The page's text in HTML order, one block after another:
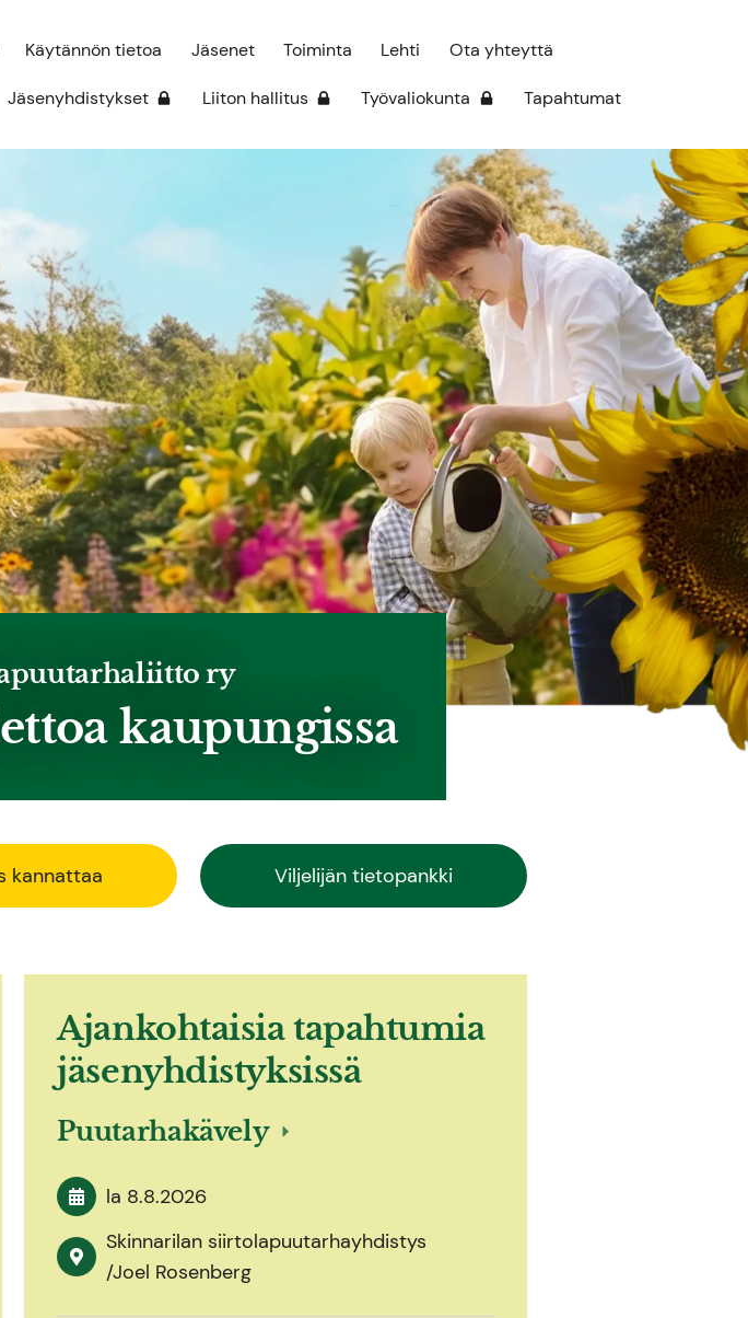
Käytännön tietoa Jäsenet Toiminta Lehti Ota yhteyttä
Jäsenyhdistykset Liiton hallitus Työvaliokunta Tapahtumat
ry
kaupungissa
kannattaa Viljelijän tietopankki
Ajankohtaisia tapahtumia
jäsenyhdistyksissä
Puutarhakävely
la 8.8.2026
Skinnarilan siirtolapuutarhayhdistys
/Joel Rosenberg